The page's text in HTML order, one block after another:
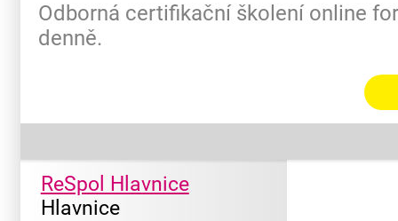
Odborná certifikační školení online
denně.
ReSpol Hlavnice
Hlavnice